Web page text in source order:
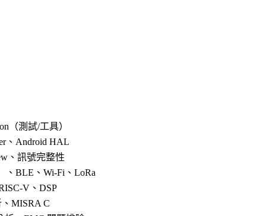
（測試/工具）
、Android HAL
、訊號完整性
、BLE、Wi-Fi、LoRa
V、DSP
MISRA C